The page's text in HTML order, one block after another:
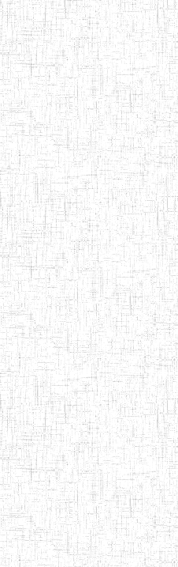
2 sur 13 Total: 307
1 2 3 4 5
6
28/08/2009 ENIEG Privé
28/12/2007 ENIEG Privé
02/07/2012 ENIEG Privé